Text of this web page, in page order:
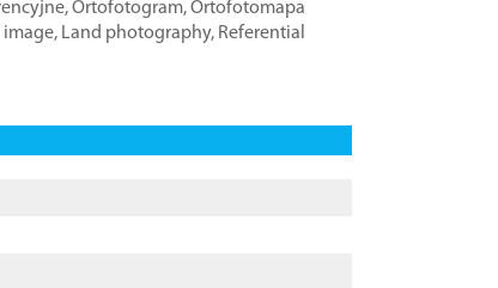
,Ortofotogram,Ortofotomapa
image, Land photography, Referential